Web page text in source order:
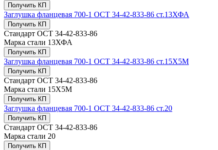
Получить КП
Заглушка фланцевая 700-1 ОСТ 34-42-833-86 ст.13ХФА
Получить КП
Стандарт ОСТ 34-42-833-86
Марка стали 13ХФА
Получить КП
Заглушка фланцевая 700-1 ОСТ 34-42-833-86 ст.15Х5М
Получить КП
Стандарт ОСТ 34-42-833-86
Марка стали 15Х5М
Получить КП
Заглушка фланцевая 700-1 ОСТ 34-42-833-86 ст.20
Получить КП
Стандарт ОСТ 34-42-833-86
Марка стали 20
Получить КП